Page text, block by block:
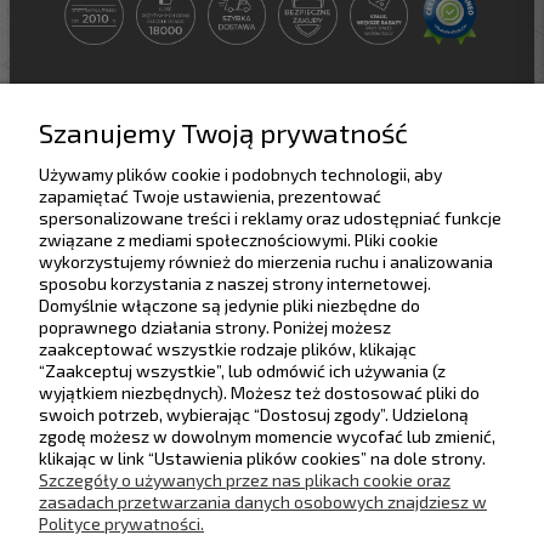
Pomoc
Dostawa
Moje konto
Gwarancja i zwroty
O firmie
Śledź nas na
Szanujemy Twoją prywatność
Używamy plików cookie i podobnych technologii, aby
zapamiętać Twoje ustawienia, prezentować
spersonalizowane treści i reklamy oraz udostępniać funkcje
związane z mediami społecznościowymi. Pliki cookie
wykorzystujemy również do mierzenia ruchu i analizowania
sposobu korzystania z naszej strony internetowej.
Domyślnie włączone są jedynie pliki niezbędne do
poprawnego działania strony. Poniżej możesz
zaakceptować wszystkie rodzaje plików, klikając
“Zaakceptuj wszystkie”, lub odmówić ich używania (z
wyjątkiem niezbędnych). Możesz też dostosować pliki do
swoich potrzeb, wybierając “Dostosuj zgody”. Udzieloną
zgodę możesz w dowolnym momencie wycofać lub zmienić,
klikając w link “Ustawienia plików cookies” na dole strony.
Szczegóły o używanych przez nas plikach cookie oraz
zasadach przetwarzania danych osobowych znajdziesz w
Polityce prywatności.
Rabaty progowe Zwiń
Zwiększ wartość zamówienia, aby uzyskać
wyższy rabat.
Maksymalny rabat: 5%
500,00 zł 1%